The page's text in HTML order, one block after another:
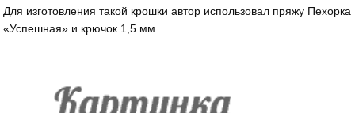
Для изготовления такой крошки автор использовал пряжу Пехорка
«Успешная» и крючок 1,5 мм.